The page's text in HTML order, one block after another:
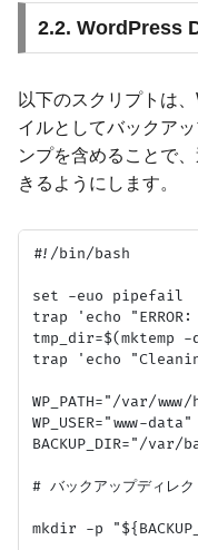
2.2. WordPress
以下のスクリプトは
イルとしてバックア
ンプを含めることで
きるようにします。
#!/bin/bash
set -euo pipefail
trap 'echo
tmp_dir=$(mktemp
trap 'echo
WP_PATH="/var/
WP_USER="www-
BACKUP_DIR="/var/
# バックアップディレク
mkdir -p